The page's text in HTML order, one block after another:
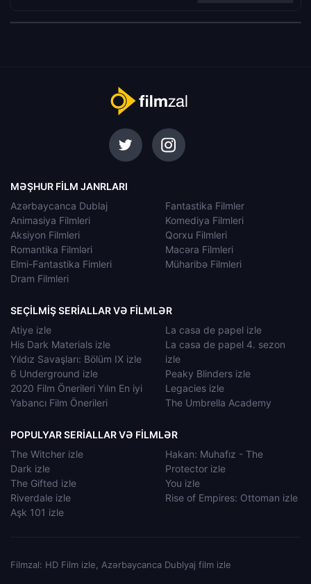
MƏŞHUR FILM JANRLARI
Azərbaycanca Dublaj
Animasiya Filmleri
Aksiyon Filmleri
Romantika Filmləri
Elmi-Fantastika Fimleri
Dram Filmleri
Fantastika Filmler
Komediya Filmleri
Qorxu Filmleri
Macəra Filmleri
Müharibə Filmleri
SEÇILMIŞ SERIALLAR VƏ FILMLƏR
Atiye izle
His Dark Materials izle
Yıldız Savaşları: Bölüm IX izle
6 Underground izle
2020 Film Önerileri Yılın En iyi
Yabancı Film Önerileri
La casa de papel izle
La casa de papel 4. sezon
izle
Peaky Blinders izle
Legacies izle
The Umbrella Academy
POPULYAR SERIALLAR VƏ FILMLƏR
The Witcher izle
Dark izle
The Gifted izle
Riverdale izle
Aşk 101 izle
Hakan: Muhafız - The
Protector izle
You izle
Rise of Empires: Ottoman izle
Filmzal: HD Film izle, Azərbaycanca Dublyaj film izle